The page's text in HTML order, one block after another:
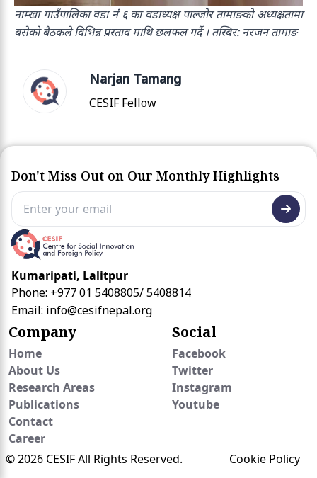
नाम्खा गाउँपालिका वडा नंं ६ का वडाध्यक्ष पाल्जोर तामाङको अध्यक्षतामा
बसेको बैठकले विभिन्न प्रस्ताव माथि छलफल गर्दै । तस्बिर: नरजन तामाङ
Narjan Tamang
CESIF Fellow
Don't Miss Out on Our Monthly Highlights
Kumaripati, Lalitpur
Phone: +977 01 5408805/ 5408814
Email: info@cesifnepal.org
Company
Home
About Us
Research Areas
Publications
Contact
Career
Social
Facebook
Twitter
Instagram
Youtube
© 2026 CESIF All Rights Reserved. Cookie Policy